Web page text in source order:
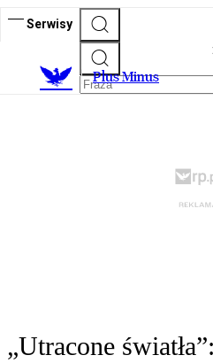
Serwisy
Plus Minus
„Utracone